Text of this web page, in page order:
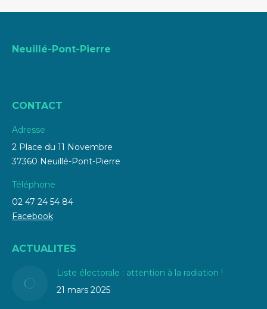
Neuillé-Pont-Pierre
CONTACT
Adresse
2 Place du 11 Novembre
37360 Neuillé-Pont-Pierre
Téléphone
02 47 24 54 84
Facebook
ACTUALITES
Liste électorale : attention à la radiation !
21 mars 2025